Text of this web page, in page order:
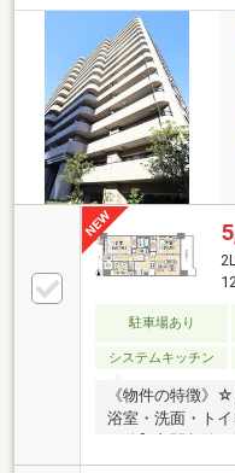
育も可(細則有)で
充実した共用施
ン、カフェラウ
など住まう人の
された都市型ラ
整っています♪
駐車場あり
システムキッチン
《物件の特徴》
浴室・洗面・ト
の他】玄関収納
電盤他・大阪メ